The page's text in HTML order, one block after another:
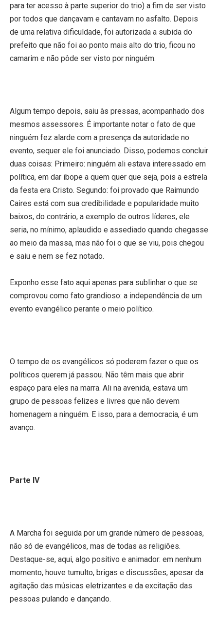
para ter acesso à parte superior do trio) a fim de ser visto
por todos que dançavam e cantavam no asfalto. Depois
de uma relativa dificuldade, foi autorizada a subida do
prefeito que não foi ao ponto mais alto do trio, ficou no
camarim e não pôde ser visto por ninguém.
Algum tempo depois, saiu às pressas, acompanhado dos
mesmos assessores. É importante notar o fato de que
ninguém fez alarde com a presença da autoridade no
evento, sequer ele foi anunciado. Disso, podemos concluir
duas coisas: Primeiro: ninguém ali estava interessado em
política, em dar ibope a quem quer que seja, pois a estrela
da festa era Cristo. Segundo: foi provado que Raimundo
Caires está com sua credibilidade e popularidade muito
baixos, do contrário, a exemplo de outros líderes, ele
seria, no mínimo, aplaudido e assediado quando chegasse
ao meio da massa, mas não foi o que se viu, pois chegou
e saiu e nem se fez notado.
Exponho esse fato aqui apenas para sublinhar o que se
comprovou como fato grandioso: a independência de um
evento evangélico perante o meio político.
O tempo de os evangélicos só poderem fazer o que os
políticos querem já passou. Não têm mais que abrir
espaço para eles na marra. Ali na avenida, estava um
grupo de pessoas felizes e livres que não devem
homenagem a ninguém. E isso, para a democracia, é um
avanço.
Parte IV
A Marcha foi seguida por um grande número de pessoas,
não só de evangélicos, mas de todas as religiões.
Destaque-se, aqui, algo positivo e animador: em nenhum
momento, houve tumulto, brigas e discussões, apesar da
agitação das músicas eletrizantes e da excitação das
pessoas pulando e dançando.